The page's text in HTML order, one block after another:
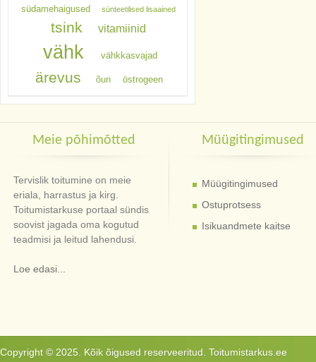
südamehaigused sünteetilised lisaained
tsink vitamiinid
vähk vähkkasvajad
ärevus õun östrogeen
Meie põhimõtted
Tervislik toitumine on meie
eriala, harrastus ja kirg.
Toitumistarkuse portaal sündis
soovist jagada oma kogutud
teadmisi ja leitud lahendusi.
Loe edasi...
Müügitingimused
Müügitingimused
Ostuprotsess
Isikuandmete kaitse
Copyright © 2025. Kõik õigused reserveeritud. Toitumistarkus.ee